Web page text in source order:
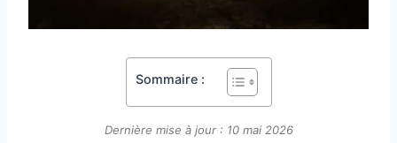
Sommaire :
Dernière mise à jour : 10 mai 2026